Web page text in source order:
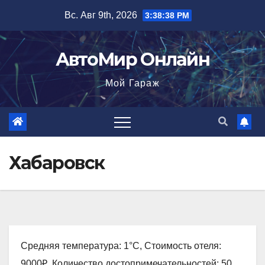
содержимому
Вс. Авг 9th, 2026 3:38:39 PM
АвтоМир Онлайн
Мой Гараж
Хабаровск
Средняя температура: 1°C, Стоимость отеля: